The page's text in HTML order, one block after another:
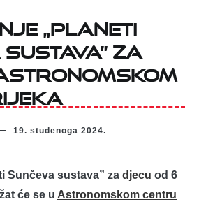
„Planeti
za
19. studenoga 2024.
Sunčeva sustava” za djecu od 6
će se u Astronomskom centru